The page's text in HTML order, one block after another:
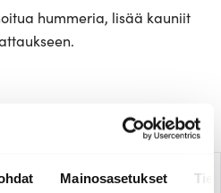
Mainosasetukset
hummeria, lisää kauniit